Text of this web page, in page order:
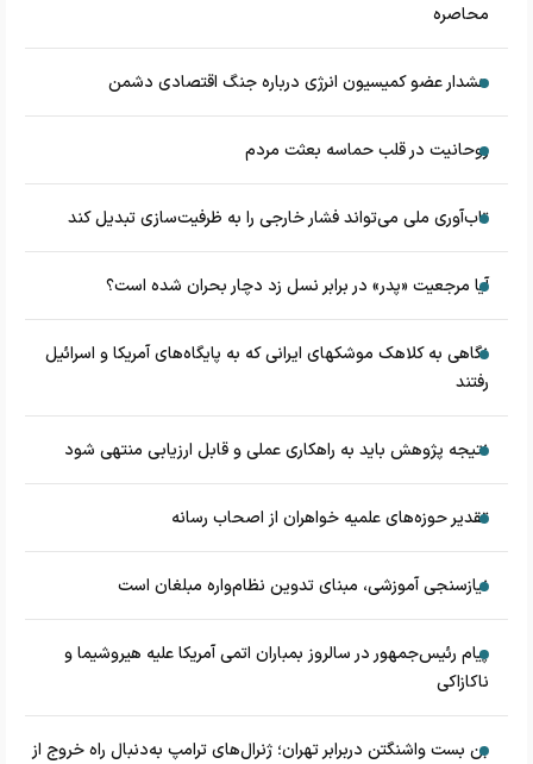
محاصره
هشدار عضو کمیسیون انرژی درباره جنگ اقتصادی دشمن
روحانیت در قلب حماسه بعثت مردم
تاب‌آوری ملی می‌تواند فشار خارجی را به ظرفیت‌سازی تبدیل کند
آیا مرجعیت «پدر» در برابر نسل زد دچار بحران شده است؟
نگاهی به کلاهک‎ موشک‎های ایرانی که به پایگاه‌های آمریکا و اسرائیل
رفتند
نتیجه پژوهش باید به راهکاری عملی و قابل ارزیابی منتهی شود
تقدیر حوزه‌های علمیه خواهران از اصحاب رسانه
نیازسنجی آموزشی، مبنای تدوین نظام‌واره مبلغان است
پیام رئیس‌جمهور در سالروز بمباران اتمی آمریکا علیه هیروشیما و
ناکازاکی
بن بست واشنگتن دربرابر تهران؛ ژنرال‌های ترامپ به‌دنبال راه خروج از